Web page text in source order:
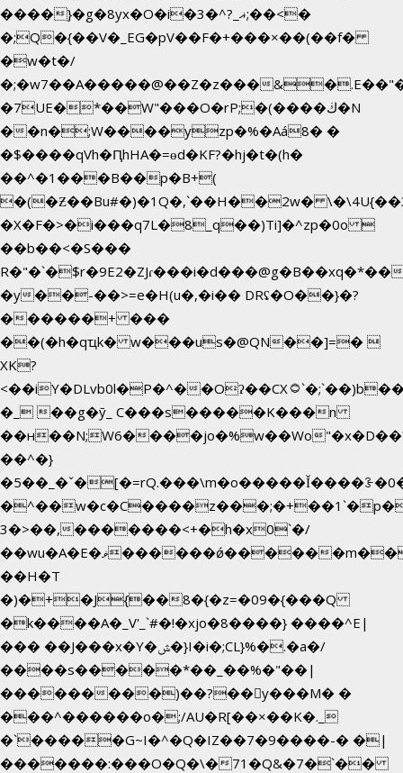
����}�g�8yx�O�i�3�^?_ޣ;��<�
�;Q�{��V�_EG�pV��F�+���×��(��f�
�w�t�/
�;�w7��A�����@��Z�z���
�7UE�*��W"���O�rP;�(����ڬ�N
��n�;W����yzp�%�Aá8� �
�$����qVh�ԤhHA�=ɵd�KF?�hj�t�(h�
��^�1���B��p�B+(
�(�Ƶ��Bu#�)�1Q�,`��H��2w�
�X�F�>�i���q7L�8_q��)Ti]�^zp�0o 
��b��<�S���
�y��-��>=e�H(u�,�i�� DRʢ�O��}�?
������+ ���
��(�h�qҵk� w���us�@QN��]=� 
XK?
<��iY�DLvb0l�P�^��Oʔ��CX۝`�;`��)b���'�p�&v5(�
�_ ��g�ӯ_ C���s�����K���n
��н��N;W6����jo�%w��Wo
��^�}
�5��
3�>��,�������<+�h�x0`�/
��wu�A�E�ޥ������ǿ������m��d�C��9��e�D��1�2�/
��H�T
�)�+�J{��8�{�z=�09�{���Q
�k����A�_V'_`#�!�xjo�8����} ����^E|
��� ��J���x�Y�ݜ�}I�i�;CL}%�.�a�/
����s�����*��_��%�"��|
���������)��?��򥞾y���M� �
���^������o�;/AU�R[��×��K�._
�`�����G~I�^�Q�IZ��7�9����-� �|
�������:���O�Q�\�71�Q&�7�`��